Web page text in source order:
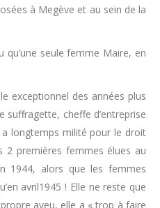
à Megève et au sein de la
qu’une seule femme Maire, en
exceptionnel des années plus
suffragette, cheffe d’entreprise
longtemps milité pour le droit
2 premières femmes élues au
1944, alors que les femmes
avril1945 ! Elle ne reste que
aveu, elle a « trop à faire